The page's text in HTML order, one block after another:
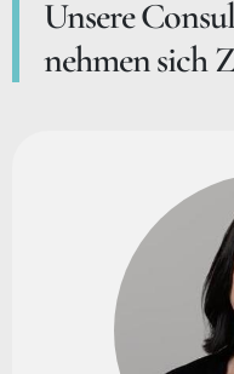
Unsere
nehmen sich